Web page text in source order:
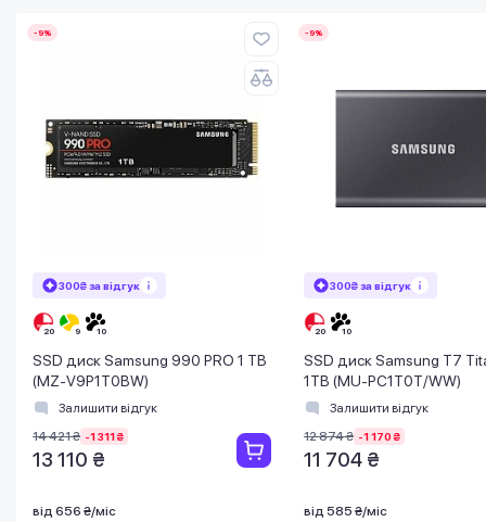
-9%
300₴ за відгук
SSD диск Samsung 990 PRO 1 TB
(MZ-V9P1T0BW)
Залишити відгук
14 421 ₴ -1 311 ₴
13 110 ₴
від 656 ₴/міс
-9%
300₴ за відгук
SSD диск Samsung T7
1TB (MU-PC1T0T/WW)
Залишити відгук
12 874 ₴ -1 170 ₴
11 704 ₴
від 585 ₴/міс